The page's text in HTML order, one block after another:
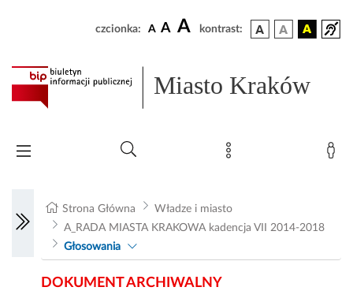
czcionka: A A A kontrast:
Miasto Kraków
Strona Główna
Władze i miasto
A_RADA MIASTA KRAKOWA kadencja VII 2014-2018
Głosowania
DOKUMENT ARCHIWALNY